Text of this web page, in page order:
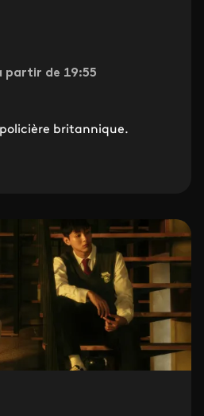
partir de 19:55
britannique.